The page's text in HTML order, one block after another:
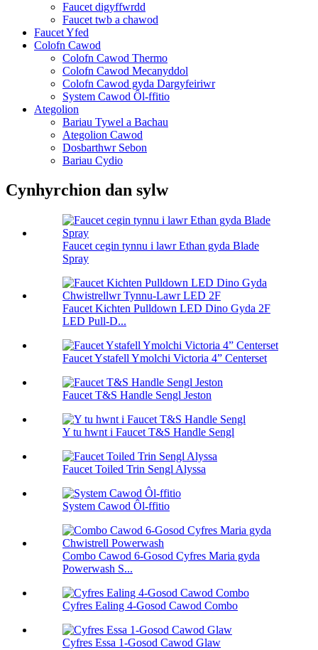
Faucet digyffwrdd
Faucet twb a chawod
Faucet Yfed
Colofn Cawod
Colofn Cawod Thermo
Colofn Cawod Mecanyddol
Colofn Cawod gyda Dargyfeiriwr
System Cawod Ôl-ffitio
Ategolion
Bariau Tywel a Bachau
Ategolion Cawod
Dosbarthwr Sebon
Bariau Cydio
Cynhyrchion dan sylw
Faucet cegin tynnu i lawr Ethan gyda Blade
Spray
Faucet Kichten Pulldown LED Dino Gyda 2F
LED Pull-D...
Faucet Ystafell Ymolchi Victoria 4” Centerset
Faucet T&S Handle Sengl Jeston
Y tu hwnt i Faucet T&S Handle Sengl
Faucet Toiled Trin Sengl Alyssa
System Cawod Ôl-ffitio
Combo Cawod 6-Gosod Cyfres Maria gyda
Powerwash S...
Cyfres Ealing 4-Gosod Cawod Combo
Cyfres Essa 1-Gosod Cawod Glaw